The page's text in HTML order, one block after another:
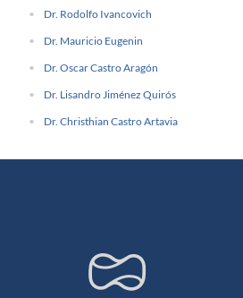
Dr. Rodolfo Ivancovich
Dr. Mauricio Eugenin
Dr. Oscar Castro Aragón
Dr. Lisandro Jiménez Quirós
Dr. Christhian Castro Artavia